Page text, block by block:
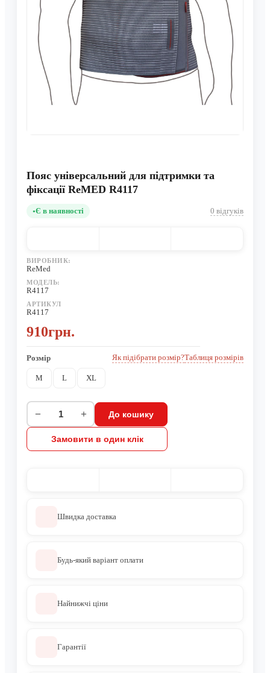
Пояс універсальний для підтримки та
фіксації ReMED R4117
Є в наявності 0 відгуків
ВИРОБНИК:
ReMed
МОДЕЛЬ:
R4117
АРТИКУЛ
R4117
910грн.
Розмір Як підібрати розмір?Таблиця розмірів
M L XL
− + До кошику
Замовити в один клік
Швидка доставка
Будь-який варіант оплати
Найнижчі ціни
Гарантії